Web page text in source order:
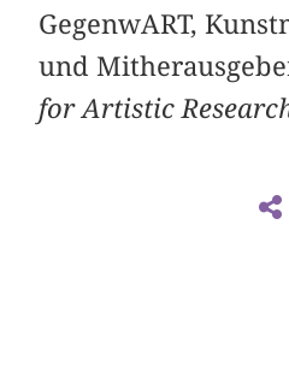
GegenwART,
und
for Artistic